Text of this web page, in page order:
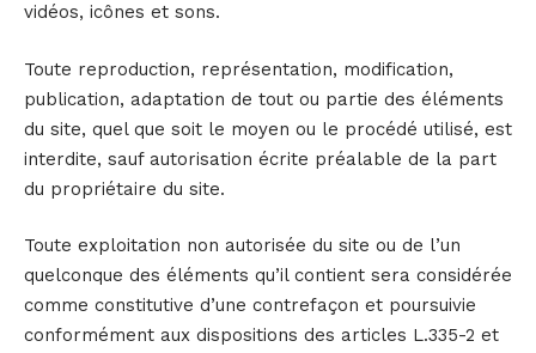
vidéos, icônes et sons.
Toute reproduction, représentation, modification,
publication, adaptation de tout ou partie des éléments
du site, quel que soit le moyen ou le procédé utilisé, est
interdite, sauf autorisation écrite préalable de la part
du propriétaire du site.
Toute exploitation non autorisée du site ou de l’un
quelconque des éléments qu’il contient sera considérée
comme constitutive d’une contrefaçon et poursuivie
conformément aux dispositions des articles L.335-2 et